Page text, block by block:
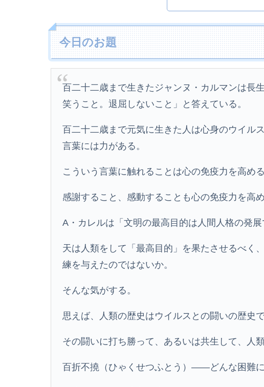
今日のお題
百二十二歳まで生きたジャンヌ・カルマンは長
笑うこと。退屈しないこと」と答えている。
百二十二歳まで元気に生きた人は心身のウイル
言葉には力がある。
こういう言葉に触れることは心の免疫力を高める
感謝すること、感動することも心の免疫力を高
A・カレルは「文明の最高目的は人間人格の発
天は人類をして「最高目的」を果たさせるべく
練を与えたのではないか。
そんな気がする。
思えば、人類の歴史はウイルスとの闘いの歴史で
その闘いに打ち勝って、あるいは共生して、人
百折不撓（ひゃくせつふとう）――どんな困難に